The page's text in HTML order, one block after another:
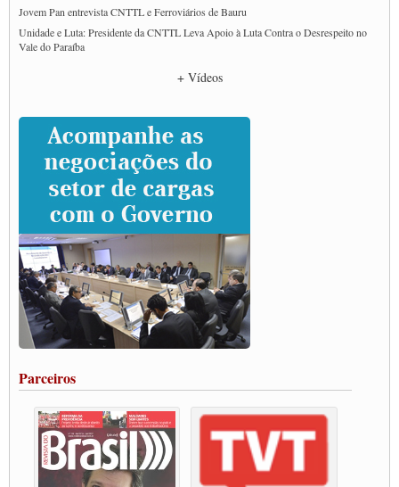
Jovem Pan entrevista CNTTL e Ferroviários de Bauru
Unidade e Luta: Presidente da CNTTL Leva Apoio à Luta Contra o Desrespeito no
Vale do Paraíba
Caminhoneiros prometem paralisação e cobram diálogo com Lula
CNTTL e lideranças de caminhoneiros participam de debate sobre saúde nas
rodovias
Paulinho e Litti debatem política global para transporte rodoviário de cargas na
SUTCRA no Uruguai
Grande Conquista da Categoria transporte de Cargas e Caminhoneiros Autonomos
ENCONTRO INTERNACIONAL EM APOIO A CLASSE TRABALHADORA
DO BRASIL E A ELEIÇÃO 2022
Carta às Brasileiras e aos Brasileiros em Defesa do Estado Democrático de Direito
Paulinho, presidente da CNTTL, faz balanço do 3º Congresso da CNTTL
Caminhoneiros aprovam greve a partir do 1º de novembro
Rodoviários de Feira Santana fazem Assembleia para avaliar proposta de reajuste
salarial
Vacina Já: Lockdown de 24 horas dos trabalhadores em transportes está mantido,
Condutores de Guarulhos farão greve sanitária nesta terça-feira (20)
Paralisação dos Caminhoneiros na #BR285, entrocamento que liga o Mercosul ao
Rio Grande
Caminhoneiros bloqueiam duas faixas na Castello Branco e fazem protesto
+ Vídeos
Parceiros